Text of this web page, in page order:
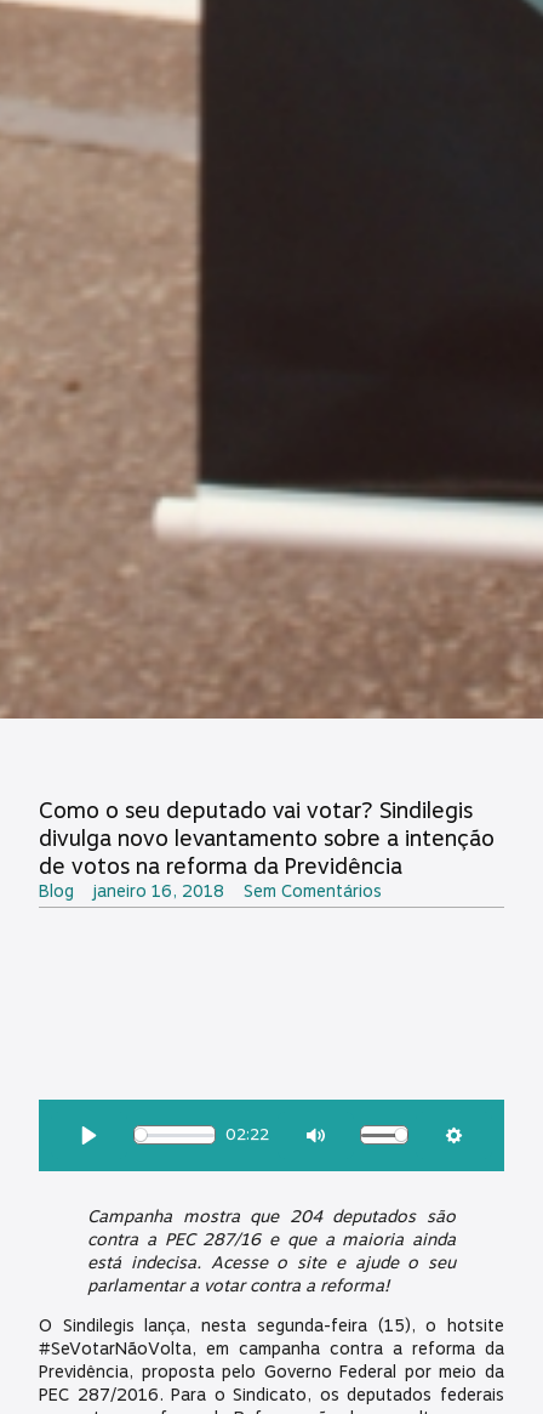
Como o seu deputado vai votar? Sindilegis
divulga novo levantamento sobre a intenção
de votos na reforma da Previdência
Blog janeiro 16, 2018 Sem Comentários
02:22
Campanha mostra que 204 deputados são
contra a PEC 287/16 e que a maioria ainda
está indecisa. Acesse o site e ajude o seu
parlamentar a votar contra a reforma!
O Sindilegis lança, nesta segunda-feira (15), o hotsite
#SeVotarNãoVolta, em campanha contra a reforma da
Previdência, proposta pelo Governo Federal por meio da
PEC 287/2016. Para o Sindicato, os deputados federais